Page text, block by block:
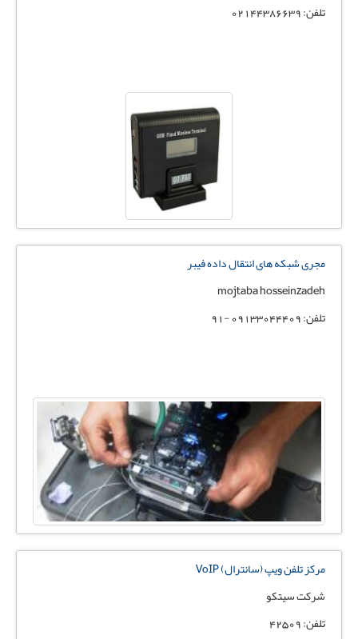
تلفن: 02144386639
مجری شبکه های انتقال داده فیبر
mojtaba hosseinzadeh
تلفن: 09133044409 -91
مرکز تلفن ویپ (سانترال) VoIP
شرکت سیتکو
تلفن: 42509